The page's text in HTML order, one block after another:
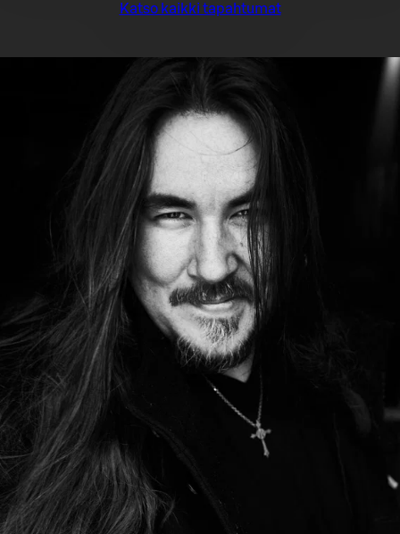
Katso kaikki tapahtumat